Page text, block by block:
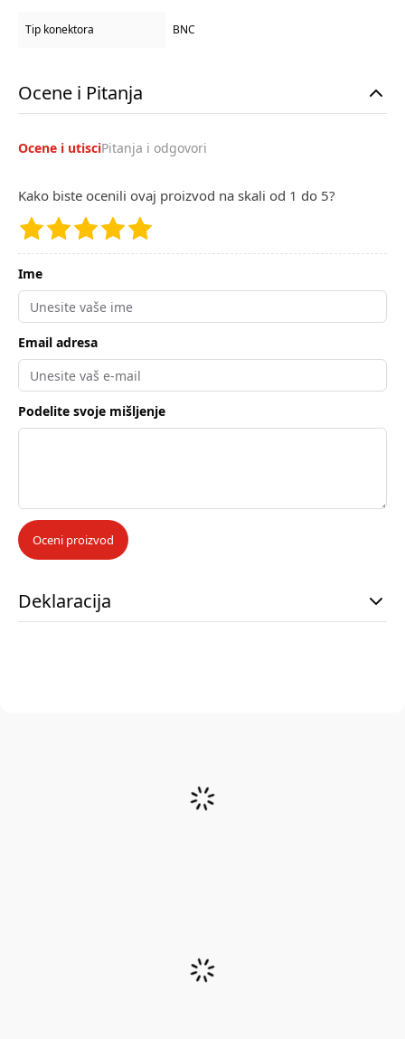
Tip konektora BNC
Ocene i Pitanja
Ocene i utisciPitanja i odgovori
Kako biste ocenili ovaj proizvod na skali od 1 do 5?
Ime
Email adresa
Podelite svoje mišljenje
Oceni proizvod
Deklaracija